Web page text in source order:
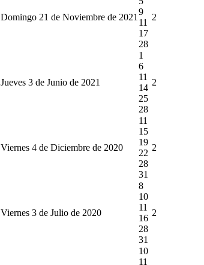
Domingo 21 de Noviembre de 2021
9
11
17
28
2
Jueves 3 de Junio de 2021
1
6
11
14
25
28
2
Viernes 4 de Diciembre de 2020
11
15
19
22
28
31
2
Viernes 3 de Julio de 2020
8
10
11
16
28
31
2
10
11